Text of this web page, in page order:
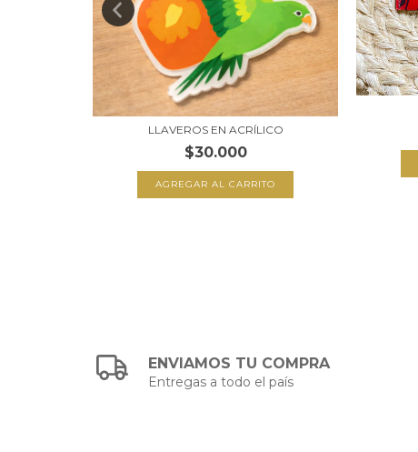
LLAVEROS EN ACRÍLICO
$30.000
AGREGAR AL CARRITO
ENVIAMOS TU COMPRA
Entregas a todo el país